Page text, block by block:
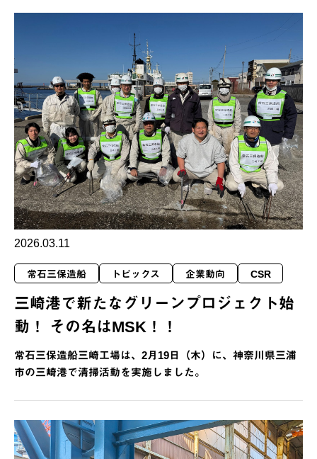
2026.03.11
常石三保造船 トピックス 企業動向 CSR
三崎港で新たなグリーンプロジェクト始
動！ その名はMSK！！
常石三保造船三崎工場は、2月19日（木）に、神奈川県三浦
市の三崎港で清掃活動を実施しました。